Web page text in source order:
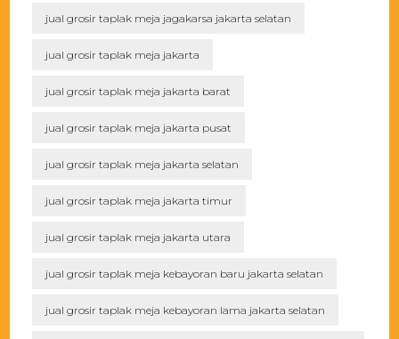
jual grosir taplak meja jagakarsa jakarta selatan
jual grosir taplak meja jakarta
jual grosir taplak meja jakarta barat
jual grosir taplak meja jakarta pusat
jual grosir taplak meja jakarta selatan
jual grosir taplak meja jakarta timur
jual grosir taplak meja jakarta utara
jual grosir taplak meja kebayoran baru jakarta selatan
jual grosir taplak meja kebayoran lama jakarta selatan